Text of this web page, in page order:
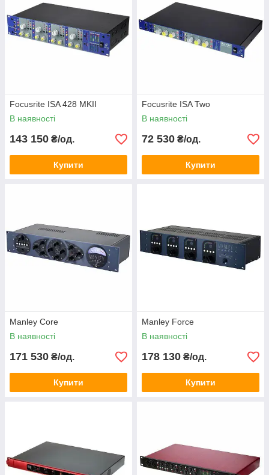
Focusrite ISA 428 MKII
В наявності
143 150 ₴/од.
Купити
Focusrite ISA Two
В наявності
72 530 ₴/од.
Купити
Manley Core
В наявності
171 530 ₴/од.
Купити
Manley Force
В наявності
178 130 ₴/од.
Купити